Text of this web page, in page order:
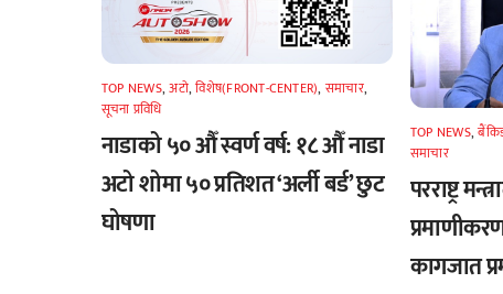
TOP NEWS,अटाे,विशेष(FRONT-CENTER), समाचार,
सूचना प्रविधि
नाडाको ५० औँ स्वर्ण वर्ष: १८ औँ नाडा
अटो शोमा ५० प्रतिशत ‘अर्ली बर्ड’ छुट
घोषणा
TOP NEWS,
समाचार
परराष्ट्र
कागजात